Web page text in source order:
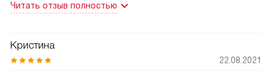
огромный плюс.
Читать отзыв полностью
Кристина
22.08.2021